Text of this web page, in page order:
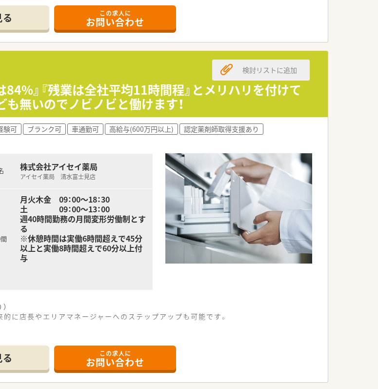
徒歩1分と通勤に便利な立地です。
の処方箋枚数は平均100枚程度です。
ラン社員が多くサポート体制も万全です。
は業界トップクラスの実績を誇ります。
性が長く働き続けられる企業を目指しています。
の雰囲気の良さ」を入社の決め手に挙げています。
基本業務を丁寧に行っていただきます。
ルを身につけ、専門性を高めることができます。
ら、かかりつけ薬剤師業務も担っていただきます。
などもスムーズに行うことができます。
でも安心して業務に取り組める環境です。
この求人に
お問い合わせ
84%』『残業は全社平均11時間程』とメリハリを付けて
無いのでノビノビと働けます！
検討リストに追加
験可 ブランク可 車通勤可 高給与(600万円以上)
認定薬剤師取得支援あり
株式会社アイセイ薬局
アイセイ薬局 清水富士見店
月火木金 09：00～18：30
土 09：00～13：00
週40時間勤務の月間変形労働制とす
る
※休憩時間は実働6時間超えで45分
以上と実働8時間超えで60分以上付
与
に店長やエリアマネージャーへのステップアップも可能です。
徒歩9分ほどの場所に位置する薬局です。
数は平均して60～70枚程度となります。
ート体制も万全です。
この求人に
お問い合わせ